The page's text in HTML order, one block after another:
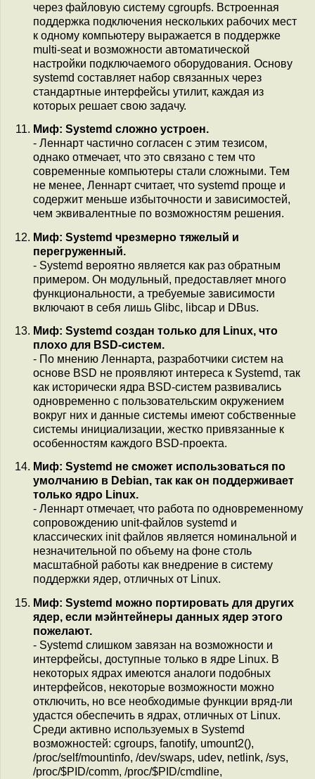
через файловую систему cgroupfs. Встроенная
поддержка подключения нескольких рабочих мест
к одному компьютеру выражается в поддержке
multi-seat и возможности автоматической
настройки подключаемого оборудования. Основу
systemd составляет набор связанных через
стандартные интерфейсы утилит, каждая из
которых решает свою задачу.
Миф: Systemd сложно устроен.
- Леннарт частично согласен с этим тезисом,
однако отмечает, что это связано с тем что
современные компьютеры стали сложными. Тем
не менее, Леннарт считает, что systemd проще и
содержит меньше избыточности и зависимостей,
чем эквивалентные по возможностям решения.
Миф: Systemd чрезмерно тяжелый и
перегруженный.
- Systemd вероятно является как раз обратным
примером. Он модульный, предоставляет много
функциональности, а требуемые зависимости
включают в себя лишь Glibc, libcap и DBus.
Миф: Systemd создан только для Linux, что
плохо для BSD-систем.
- По мнению Леннарта, разработчики систем на
основе BSD не проявляют интереса к Systemd, так
как исторически ядра BSD-систем развивались
одновременно с пользовательским окружением
вокруг них и данные системы имеют собственные
системы инициализации, жестко привязанные к
особенностям каждого BSD-проекта.
Миф: Systemd не сможет использоваться по
умолчанию в Debian, так как он поддерживает
только ядро Linux.
- Леннарт отмечает, что работа по одновременному
сопровождению unit-файлов systemd и
классических init файлов является номинальной и
незначительной по объему на фоне столь
масштабной работы как внедрение в систему
поддержки ядер, отличных от Linux.
Миф: Systemd можно портировать для других
ядер, если мэйнтейнеры данных ядер этого
пожелают.
- Systemd слишком завязан на возможности и
интерфейсы, доступные только в ядре Linux. В
некоторых ядрах имеются аналоги подобных
интерфейсов, некоторые возможности можно
отключить, но все необходимые функции вряд-ли
удастся обеспечить в ядрах, отличных от Linux.
Среди активно используемых в Systemd
возможностей: cgroups, fanotify, umount2(),
/proc/self/mountinfo, /dev/swaps, udev, netlink, /sys,
/proc/$PID/comm, /proc/$PID/cmdline,